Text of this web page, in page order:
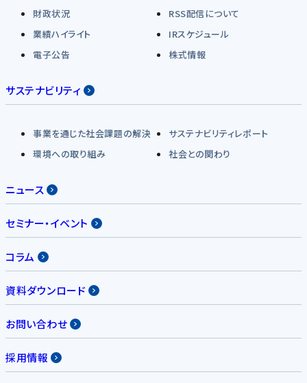
財政状況
RSS配信について
業績ハイライト
IRスケジュール
電子公告
株式情報
サステナビリティ
事業を通じた社会課題の解決
サステナビリティレポート
環境への取り組み
社会との関わり
ニュース
セミナー・イベント
コラム
資料ダウンロード
お問い合わせ
採用情報